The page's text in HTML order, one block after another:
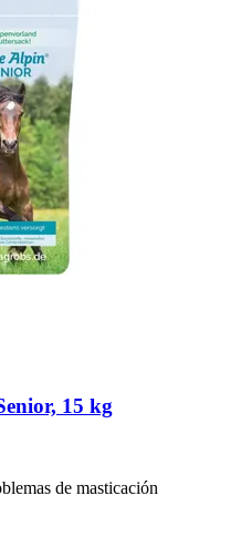
15 kg
de masticación